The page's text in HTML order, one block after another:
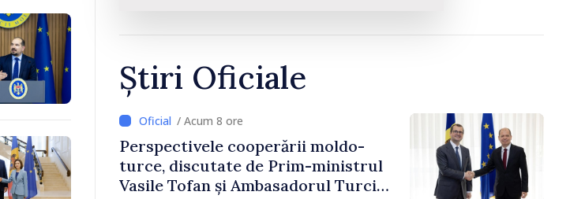
Știri Oficiale
/ Acum 8 ore
Perspectivele cooperării moldo-
turce, discutate de Prim-ministrul
Vasile Tofan și Ambasadorul Turciei,